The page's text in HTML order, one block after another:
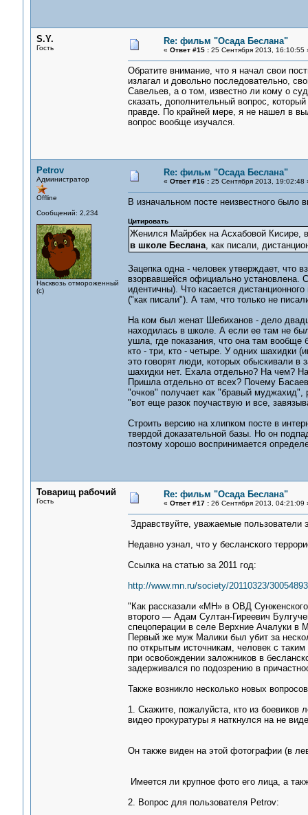
S.Y.
Гость
Re: фильм "Осада Беслана"
« Ответ #15 :25 Сентября 2013, 16:10:55
Обратите внимание, что я начал свои
излагал и довольно последовательно,
Савельев, а о том, известно ли кому о
сказать, дополнительный вопрос,
правде. По крайней мере, я не нашел в
вопрос вообще изучался.
Petrov
Администратор
Offline
Сообщений: 2,234
Насквозь отмороженный
(с)
Re: фильм "Осада Беслана"
« Ответ #16 :25 Сентября 2013, 19:02:48
В изначальном посте неизвестного было
Цитировать
Женился Майрбек на Асхабовой Кисире,
в школе Беслана, как писали,
Зацепка одна - человек утверждает, что
взорвавшейся официально установлена.
идентичны). Что касается
("как писали"). А там, что только не
На ком был женат Шебиханов - дело
находилась в школе. А если ее там не
ушла, где показания, что она там вообще
кто - три, кто - четыре. У одних шахидки
это говорят люди, которых обыскивали в
шахидки нет. Ехала отдельно? На чем?
Пришла отдельно от всех? Почему
"очков" получает как "бравый
"вот еще разок поучаствую и все,
Строить версию на хлипком посте в
твердой доказательной базы. Но он
поэтому хорошо воспринимается
Товарищ рабочий
Гость
Re: фильм "Осада Беслана"
« Ответ #17 :26 Сентября 2013, 04:21:09
Здравствуйте, уважаемые пользователи
Недавно узнал, что у бесланского
Ссылка на статью за 2011 год:
http://www.mn.ru/society/20110323/
"Как рассказали «МН» в ОВД
второго — Адам Султан-Гиреевич
спецоперации в селе Верхние Ачалуки в
Первый же муж Малики был убит за
по открытым источникам, человек с
при освобождении заложников в
задерживался по подозрению в
Также возникло несколько новых
1. Скажите, пожалуйста, кто из боевиков
видео прокуратуры я наткнулся на не
Он также виден на этой фотографии (в
Имеется ли крупное фото его лица, а
2. Вопрос для пользователя Petrov: